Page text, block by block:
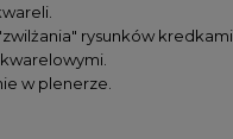
rysunków
w plenerze.